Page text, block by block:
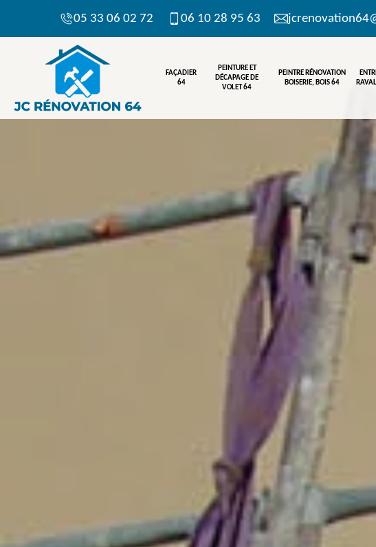
05 33 06 02 72 06 10 28 95 63
FAÇADIER
64
PEINTURE ET
DÉCAPAGE DE
VOLET 64
PEINTRE RÉNOVATION
BOISERIE, BOIS 64